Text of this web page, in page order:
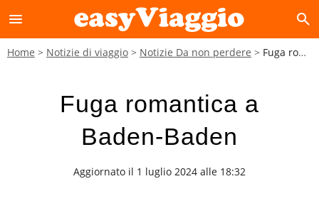
menu search
Home Notizie di viaggio Notizie Da non perdere Fuga romantica a Baden-Baden
Fuga romantica a
Baden-Baden
Aggiornato il 1 luglio 2024 alle 18:32